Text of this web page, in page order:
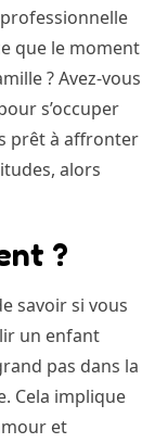
que le moment
? Avez-vous
s’occuper
prêt à affronter
alors
?
savoir si vous
un enfant
pas dans la
Cela implique
et